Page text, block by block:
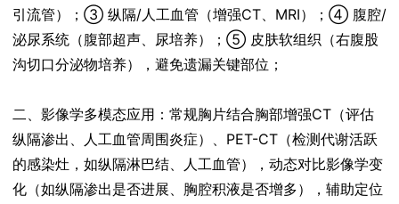
引流管）；③ 纵隔/人工血管（增强CT、MRI）；④ 腹腔/
泌尿系统（腹部超声、尿培养）；⑤ 皮肤软组织（右腹股
沟切口分泌物培养），避免遗漏关键部位；
二、影像学多模态应用：常规胸片结合胸部增强CT（评估
纵隔渗出、人工血管周围炎症）、PET-CT（检测代谢活跃
的感染灶，如纵隔淋巴结、人工血管），动态对比影像学变
化（如纵隔渗出是否进展、胸腔积液是否增多），辅助定位